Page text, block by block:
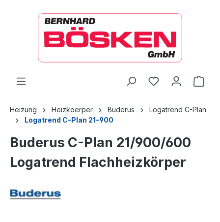
Heizung Heizkoerper Buderus
Logatrend C-Plan
Logatrend C-Plan 21-900
Buderus C-Plan 21/900/600
Logatrend Flachheizkörper